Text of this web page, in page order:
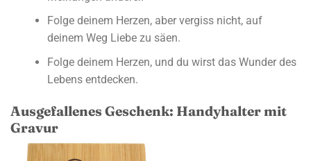
Folge deinem Herzen, aber vergiss nicht, auf
deinem Weg Liebe zu säen.
Folge deinem Herzen, und du wirst das Wunder des
Lebens entdecken.
Ausgefallenes Geschenk: Handyhalter mit
Gravur